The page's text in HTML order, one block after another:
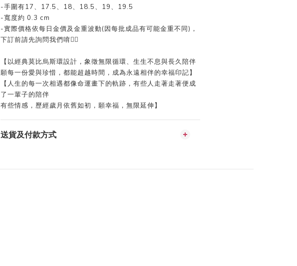
-手圍有17、17.5、18、18.5、19、19.5
-寬度約 0.3 cm
-實際價格依每日金價及金重波動(因每批成品有可能金重不同) ，
下訂前請先詢問我們唷👍🏻
【以經典莫比烏斯環設計，象徵無限循環、生生不息與長久陪伴
願每一份愛與珍惜，都能超越時間，成為永遠相伴的幸福印記】
【人生的每一次相遇都像命運畫下的軌跡，有些人走著走著便成
了一輩子的陪伴
有些情感，歷經歲月依舊如初，願幸福，無限延伸】
送貨及付款方式